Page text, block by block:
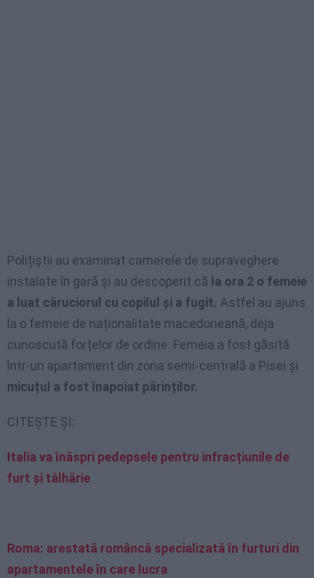
Polițiștii au examinat camerele de supraveghere
instalate în gară și au descoperit că la ora 2 o femeie
a luat căruciorul cu copilul și a fugit. Astfel au ajuns
la o femeie de naționalitate macedoneană, deja
cunoscută forțelor de ordine. Femeia a fost găsită
într-un apartament din zona semi-centrală a Pisei și
micuțul a fost înapoiat părinților.
CITEȘTE ȘI:
Italia va înăspri pedepsele pentru infracțiunile de
furt și tâlhărie
Roma: arestată româncă specializată în furturi din
apartamentele în care lucra